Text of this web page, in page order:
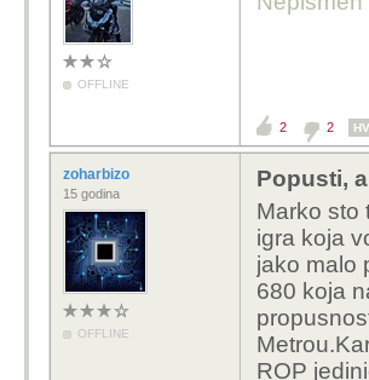
OFFLINE
2 2
zoharbizo
15 godina
OFFLINE
Popusti,
Marko sto
igra koja
jako malo
680 koja
ROP